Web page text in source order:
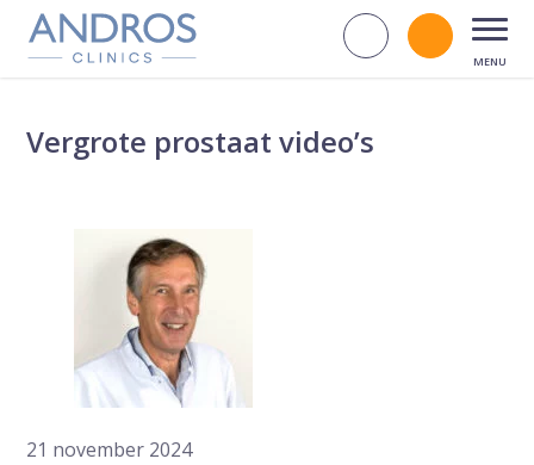
Navigatie overslaan
Zoek op
Bel
Vergrote prostaat video’s
21 november 2024